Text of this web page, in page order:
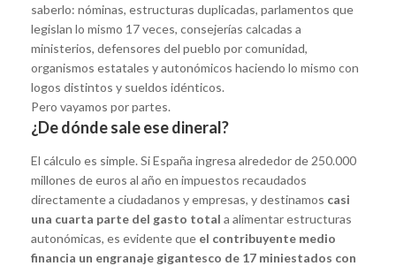
saberlo: nóminas, estructuras duplicadas, parlamentos que
legislan lo mismo 17 veces, consejerías calcadas a
ministerios, defensores del pueblo por comunidad,
organismos estatales y autonómicos haciendo lo mismo con
logos distintos y sueldos idénticos.
Pero vayamos por partes.
¿De dónde sale ese dineral?
El cálculo es simple. Si España ingresa alrededor de 250.000
millones de euros al año en impuestos recaudados
directamente a ciudadanos y empresas, y destinamos casi
una cuarta parte del gasto total a alimentar estructuras
autonómicas, es evidente que el contribuyente medio
financia un engranaje gigantesco de 17 miniestados con